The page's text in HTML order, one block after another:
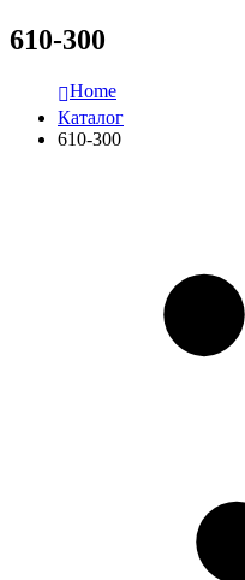
610-300
Home
Каталог
610-300